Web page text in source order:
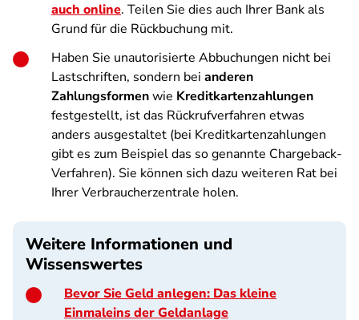
auch online. Teilen Sie dies auch Ihrer Bank als
Grund für die Rückbuchung mit.
Haben Sie unautorisierte Abbuchungen nicht bei
Lastschriften, sondern bei anderen
Zahlungsformenwie Kreditkartenzahlungen
festgestellt, ist das Rückrufverfahren etwas
anders ausgestaltet (bei Kreditkartenzahlungen
gibt es zum Beispiel das so genannte Chargeback-
Verfahren). Sie können sich dazu weiteren Rat bei
Ihrer Verbraucherzentrale holen.
Weitere Informationen und
Wissenswertes
Bevor Sie Geld anlegen: Das kleine
Einmaleins der Geldanlage